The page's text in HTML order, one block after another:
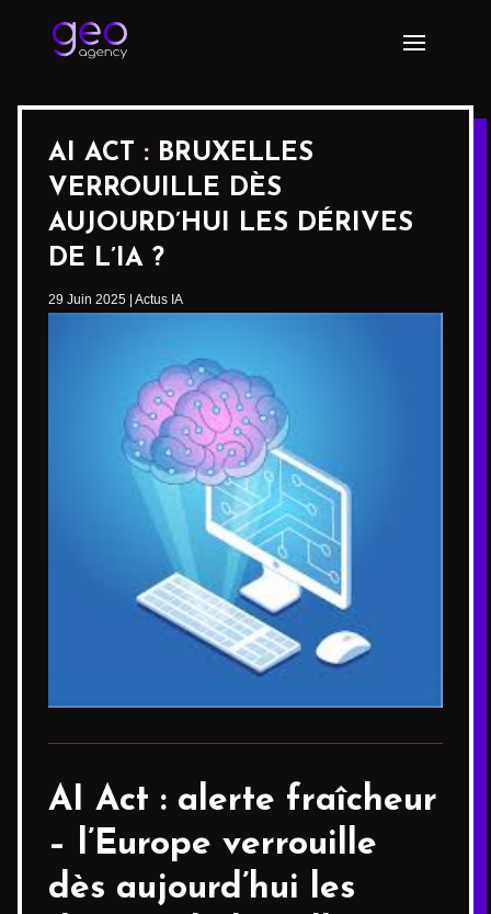
AI ACT : BRUXELLES
VERROUILLE DÈS
AUJOURD’HUI LES DÉRIVES
DE L’IA ?
29 Juin 2025 Actus IA
AI Act : alerte fraîcheur
– l’Europe verrouille
dès aujourd’hui les